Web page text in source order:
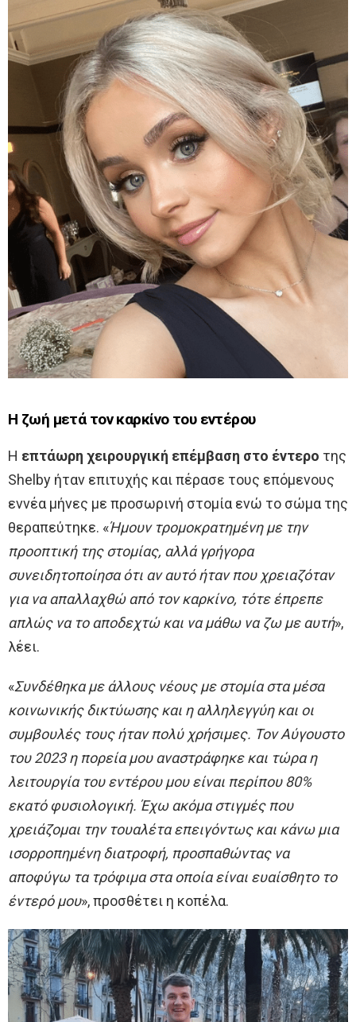
Η ζωή μετά τον καρκίνο του εντέρου
Η επτάωρη χειρουργική επέμβαση στο έντερο της
Shelby ήταν επιτυχής και πέρασε τους επόμενους
εννέα μήνες με προσωρινή στομία ενώ το σώμα της
θεραπεύτηκε. «Ήμουν τρομοκρατημένη με την
προοπτική της στομίας, αλλά γρήγορα
συνειδητοποίησα ότι αν αυτό ήταν που χρειαζόταν
για να απαλλαχθώ από τον καρκίνο, τότε έπρεπε
απλώς να το αποδεχτώ και να μάθω να ζω με αυτή»,
λέει.
«Συνδέθηκα με άλλους νέους με στομία στα μέσα
κοινωνικής δικτύωσης και η αλληλεγγύη και οι
συμβουλές τους ήταν πολύ χρήσιμες. Τον Αύγουστο
του 2023 η πορεία μου αναστράφηκε και τώρα η
λειτουργία του εντέρου μου είναι περίπου 80%
εκατό φυσιολογική. Έχω ακόμα στιγμές που
χρειάζομαι την τουαλέτα επειγόντως και κάνω μια
ισορροπημένη διατροφή, προσπαθώντας να
αποφύγω τα τρόφιμα στα οποία είναι ευαίσθητο το
έντερό μου», προσθέτει η κοπέλα.